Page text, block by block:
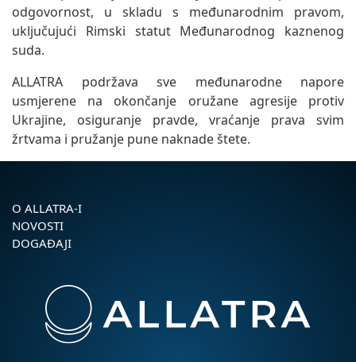
odgovornost, u skladu s međunarodnim pravom,
uključujući Rimski statut Međunarodnog kaznenog
suda.
ALLATRA podržava sve međunarodne napore
usmjerene na okončanje oružane agresije protiv
Ukrajine, osiguranje pravde, vraćanje prava svim
žrtvama i pružanje pune naknade štete.
O ALLATRA-I
NOVOSTI
DOGAĐAJI